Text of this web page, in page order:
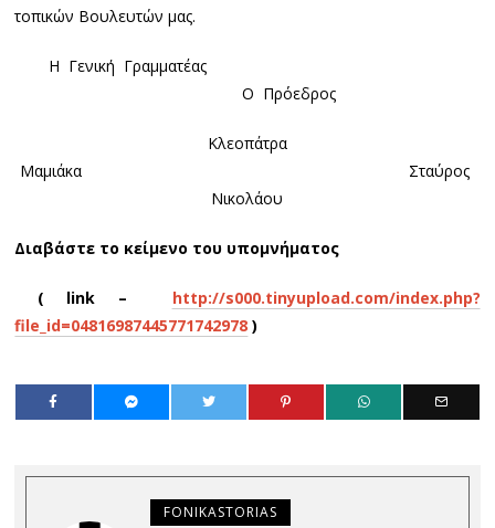
τοπικών Βουλευτών μας.
Η Γενική Γραμματέας
Ο Πρόεδρος
Κλεοπάτρα
Μαμιάκα Σταύρος
Νικολάου
Διαβάστε το κείμενο του υπομνήματος
( link – http://s000.tinyupload.com/index.php?
file_id=04816987445771742978 )
FONIKASTORIAS